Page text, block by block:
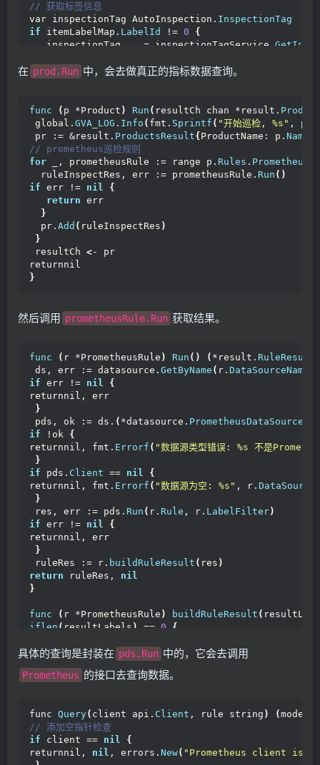
// 获取标签信息
var inspectionTag AutoInspection. InspectionTag
if itemLabelMap. LabelId != 0
{
   inspectionTag, _ = inspectionTagService.
   Name:           inspectionItem.
Name,
   Rule:           inspectionItem.
Rule,
   LabelFilter:    inspectionTag.
Label,
   Desc:           inspectionItem.
   AlertInfo:      inspectionItem.
OutputTemplate
   DataSourceName: dataSource.
Name,
// 添加到规则列表
  prometheusRules =
append
}
// 创建规则集合
  AliyunSafe:
[]*product. AliyunSafeRule
// 创建产品
prod := &product. Product{
  Name:  inspectionJob.
,
  Rules: rules,
}
// 使用defer和recover捕获可能的panic
deferfunc
{
if
// 记录panic信息
   global.
GVA_LOG.Error("执行巡检任务发生panic" ,
    zap.
    zap.
String ( "jobName", inspectionJob. Name
// 创建一个表示失败的结果并发送到结果通道
   pr := &result.
// 为每个规则创建失败结果
    failureResult := result.
NewRuleResult (
     result.
WithInspectionInfo
     result.
WithInspectionErrorInfo(
[]map [string]string {{
"error": errorMsg,
"执行规则 {{rule}} 时发生错误: {{error}}",
),
)
    pr.
Add failureResult)
在 prod.Run 中，会去做真正的指标数据查询。
func ( p *Product ) Run ( resultCh chan *result.
global. GVA_LOG . Info ( fmt. Sprintf ( "开始巡检, %s" , p.
pr := &result. ProductsResult{ ProductName: p. Name
// prometheus巡检规则
for _, prometheusRule := range p. Rules . Prometheus
  ruleInspectRes, err := prometheusRule.
Run ()
if err != nil
{
return err
}
  pr.
Add ( ruleInspectRes )
}
resultCh <- pr
returnnil
}
然后调用 prometheusRule.Run 获取结果。
func ( r *PrometheusRule ) Run () ( *result. RuleResult
ds, err := datasource. GetByName ( r. DataSourceName
if err != nil
{
returnnil, err
}
pds, ok := ds. ( *datasource. PrometheusDataSource
if !ok {
returnnil, fmt. Errorf ( "数据源类型错误: %s 不是
}
if pds. Client == nil
{
returnnil, fmt. Errorf ( "数据源为空: %s" , r.
}
res, err := pds. Run ( r. Rule , r. LabelFilter)
if err != nil
{
returnnil, err
}
ruleRes := r. buildRuleResult ( res )
return ruleRes, nil
}
func ( r *PrometheusRule ) buildRuleResult (
iflen ( resultLabels ) == 0
{
   result.
WithInspectionResult(result.NORMAL
}
return result.NewRuleResult
}
具体的查询是封装在 pds.Run 中的，它会去调用
Prometheus 的接口去查询数据。
func Query( client api. Client , rule string ) (model.
// 添加空指针检查
if client == nil
{
returnnil, nil , errors. New( "Prometheus client is